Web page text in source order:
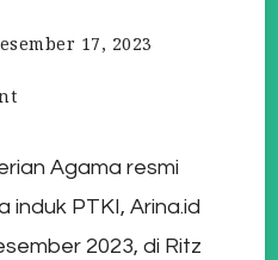
17, 2023
on
Lhokseumawe
Bangga
dan
Apresiasi
Agama resmi
induk PTKI, Arina.id
2023, di Ritz